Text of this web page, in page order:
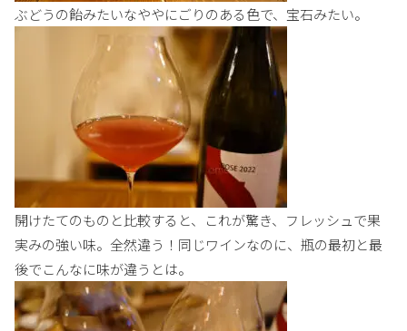
ぶどうの飴みたいなややにごりのある色で、宝石みたい。
開けたてのものと比較すると、これが驚き、フレッシュで果
実みの強い味。全然違う！同じワインなのに、瓶の最初と最
後でこんなに味が違うとは。